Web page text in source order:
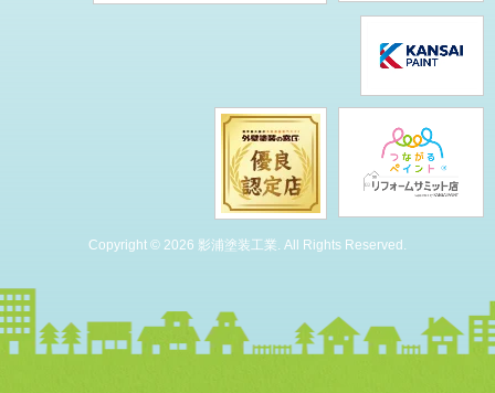
Copyright © 2026 影浦塗装工業. All Rights Reserved.